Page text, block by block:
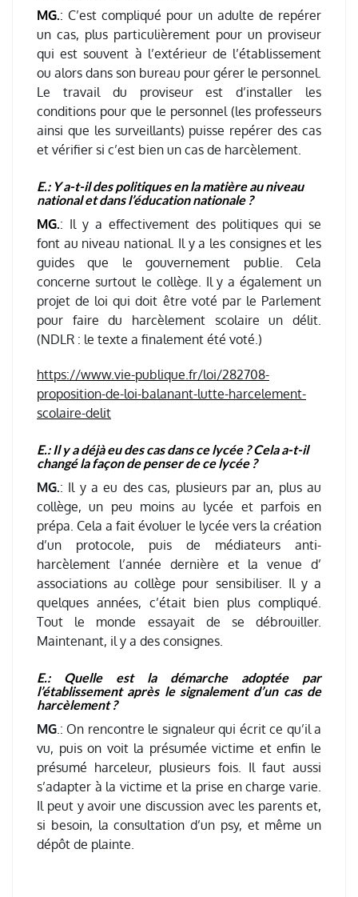
MG.: C’est compliqué pour un adulte de repérer
un cas, plus particulièrement pour un proviseur
qui est souvent à l’extérieur de l’établissement
ou alors dans son bureau pour gérer le personnel.
Le travail du proviseur est d’installer les
conditions pour que le personnel (les professeurs
ainsi que les surveillants) puisse repérer des cas
et vérifier si c’est bien un cas de harcèlement.
E.: Y a-t-il des politiques en la matière au niveau
national et dans l’éducation nationale ?
MG.: Il y a effectivement des politiques qui se
font au niveau national. Il y a les consignes et les
guides que le gouvernement publie. Cela
concerne surtout le collège. Il y a également un
projet de loi qui doit être voté par le Parlement
pour faire du harcèlement scolaire un délit.
(NDLR : le texte a finalement été voté.)
https://www.vie-publique.fr/loi/282708-
proposition-de-loi-balanant-lutte-harcelement-
scolaire-delit
E.: Il y a déjà eu des cas dans ce lycée ? Cela a-t-il
changé la façon de penser de ce lycée ?
MG.: Il y a eu des cas, plusieurs par an, plus au
collège, un peu moins au lycée et parfois en
prépa. Cela a fait évoluer le lycée vers la création
d’un protocole, puis de médiateurs anti-
harcèlement l’année dernière et la venue d’
associations au collège pour sensibiliser. Il y a
quelques années, c’était bien plus compliqué.
Tout le monde essayait de se débrouiller.
Maintenant, il y a des consignes.
E.: Quelle est la démarche adoptée par
l’établissement après le signalement d’un cas de
harcèlement ?
MG.: On rencontre le signaleur qui écrit ce qu’il a
vu, puis on voit la présumée victime et enfin le
présumé harceleur, plusieurs fois. Il faut aussi
s’adapter à la victime et la prise en charge varie.
Il peut y avoir une discussion avec les parents et,
si besoin, la consultation d’un psy, et même un
dépôt de plainte.